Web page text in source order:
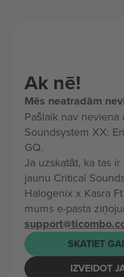
Ak nē!
Mēs neatradām
Pašlaik nav
Soundsystem XX:
GQ.
Ja uzskatāt, ka tas
jaunu Critical
Halogenix x Kasra
mums e-pasta
SKATIET
IZVEIDOT